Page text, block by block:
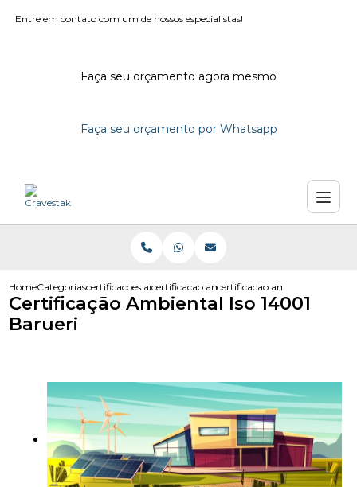
Entre em contato com um de nossos especialistas!
Faça seu orçamento agora mesmo
Faça seu orçamento por Whatsapp
HomeCategoriascertificacoes ambientaiscertificacao ambiental empresas
certificacao ambiental iso
Certificação Ambiental Iso 14001
Barueri